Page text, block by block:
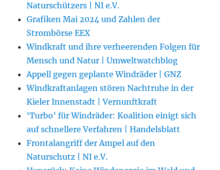
Naturschützers | NI e.V.
Grafiken Mai 2024 und Zahlen der
Strombörse EEX
Windkraft und ihre verheerenden Folgen für
Mensch und Natur | Umweltwatchblog
Appell gegen geplante Windräder | GNZ
Windkraftanlagen stören Nachtruhe in der
Kieler Innenstadt | Vernunftkraft
‘Turbo’ für Windräder: Koalition einigt sich
auf schnellere Verfahren | Handelsblatt
Frontalangriff der Ampel auf den
Naturschutz | NI e.V.